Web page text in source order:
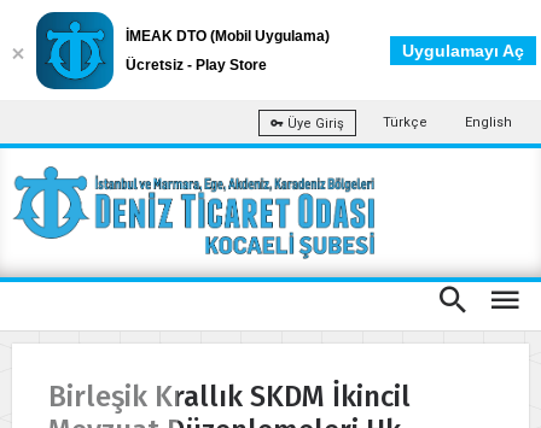
Üye Giriş Türkçe English
Birleşik Krallık SKDM İkincil
İMEAK DTO (Mobil Uygulama)
Ücretsiz - Play Store
Uygulamayı Aç